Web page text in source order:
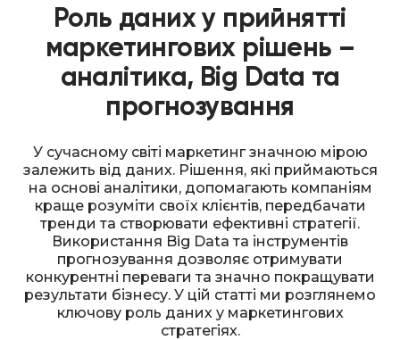
Роль даних у прийнятті
маркетингових рішень –
аналітика, Big Data та
прогнозування
У сучасному світі маркетинг значною мірою
залежить від даних. Рішення, які приймаються
на основі аналітики, допомагають компаніям
краще розуміти своїх клієнтів, передбачати
тренди та створювати ефективні стратегії.
Використання Big Data та інструментів
прогнозування дозволяє отримувати
конкурентні переваги та значно покращувати
результати бізнесу. У цій статті ми розглянемо
ключову роль даних у маркетингових
стратегіях.